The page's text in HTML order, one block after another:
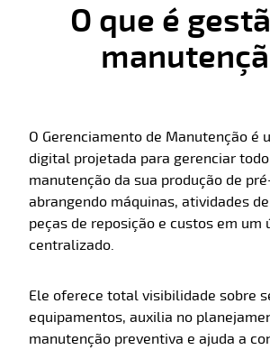
O que é
O Gerenciamento de Manutenção é
digital projetada para gerenciar
manutenção da sua produção de
abrangendo máquinas, atividades
peças de reposição e custos em um
centralizado.
Ele oferece total visibilidade sobre
equipamentos, auxilia no
manutenção preventiva e ajuda a